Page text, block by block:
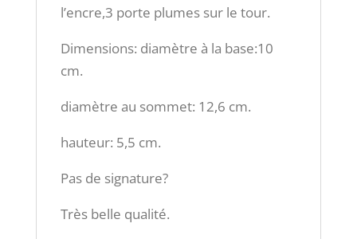
l’encre,3 porte plumes sur le tour.
Dimensions: diamètre à la base:10
cm.
diamètre au sommet: 12,6 cm.
hauteur: 5,5 cm.
Pas de signature?
Très belle qualité.